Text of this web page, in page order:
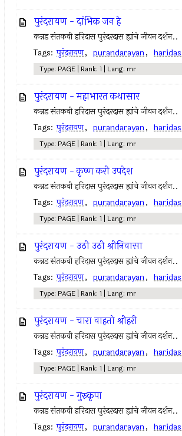
पुरंदरायण - दांभिक जन हे
कन्नड संतकवी हरिदास पुरंदरदास ह्यांचे जीवन दर्शन..
Tags: पुरंदरायण, purandarayan, haridas
Type: PAGE | Rank: 1 | Lang: mr
पुरंदरायण - महाभारत कथासार
कन्नड संतकवी हरिदास पुरंदरदास ह्यांचे जीवन दर्शन..
Tags: पुरंदरायण, purandarayan, haridas
Type: PAGE | Rank: 1 | Lang: mr
पुरंदरायण - कृष्ण करी उपदेश
कन्नड संतकवी हरिदास पुरंदरदास ह्यांचे जीवन दर्शन..
Tags: पुरंदरायण, purandarayan, haridas
Type: PAGE | Rank: 1 | Lang: mr
पुरंदरायण - उठी उठी श्रीनिवासा
कन्नड संतकवी हरिदास पुरंदरदास ह्यांचे जीवन दर्शन..
Tags: पुरंदरायण, purandarayan, haridas
Type: PAGE | Rank: 1 | Lang: mr
पुरंदरायण - चारा वाहतो श्रीहरी
कन्नड संतकवी हरिदास पुरंदरदास ह्यांचे जीवन दर्शन..
Tags: पुरंदरायण, purandarayan, haridas
Type: PAGE | Rank: 1 | Lang: mr
पुरंदरायण - गुरुकृपा
कन्नड संतकवी हरिदास पुरंदरदास ह्यांचे जीवन दर्शन..
Tags: पुरंदरायण, purandarayan, haridas